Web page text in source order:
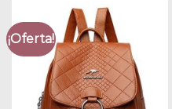
¡Oferta!